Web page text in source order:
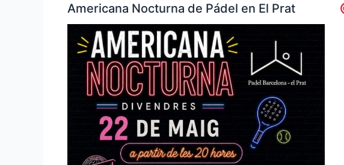
Americana Nocturna de Pádel en El Prat